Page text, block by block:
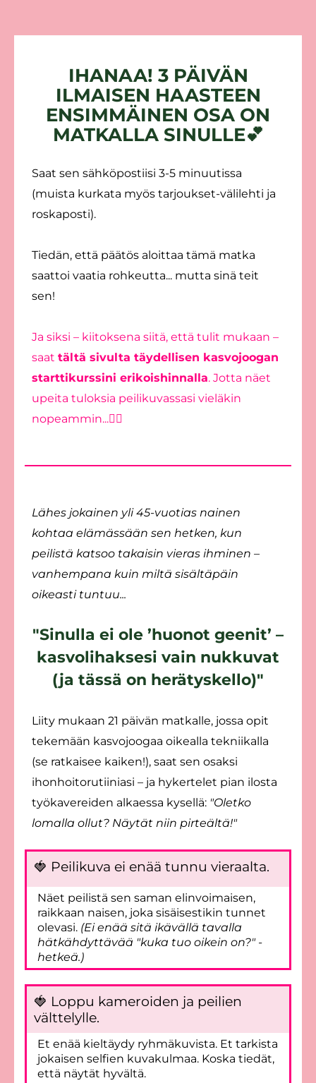
IHANAA! 3 PÄIVÄN
ILMAISEN HAASTEEN
ENSIMMÄINEN OSA ON
MATKALLA SINULLE💕
Saat sen sähköpostiisi 3-5 minuutissa
(muista kurkata myös tarjoukset-välilehti ja
roskaposti).
Tiedän, että päätös aloittaa tämä matka
saattoi vaatia rohkeutta... mutta sinä teit
sen!
Ja siksi – kiitoksena siitä, että tulit mukaan –
saat tältä sivulta täydellisen kasvojoogan
starttikurssini erikoishinnalla. Jotta näet
upeita tuloksia peilikuvassasi vieläkin
nopeammin...👇🏻
Lähes jokainen yli 45-vuotias nainen
kohtaa elämässään sen hetken, kun
peilistä katsoo takaisin vieras ihminen –
vanhempana kuin miltä sisältäpäin
oikeasti tuntuu...
"Sinulla ei ole ’huonot geenit’ –
kasvolihaksesi vain nukkuvat
(ja tässä on herätyskello)"
Liity mukaan 21 päivän matkalle, jossa opit
tekemään kasvojoogaa oikealla tekniikalla
(se ratkaisee kaiken!), saat sen osaksi
ihonhoitorutiiniasi – ja hykertelet pian ilosta
työkavereiden alkaessa kysellä: "Oletko
lomalla ollut? Näytät niin pirteältä!"
🍓 Peilikuva ei enää tunnu vieraalta.
Näet peilistä sen saman elinvoimaisen,
raikkaan naisen, joka sisäisestikin tunnet
olevasi. (Ei enää sitä ikävällä tavalla
hätkähdyttävää "kuka tuo oikein on?" -
hetkeä.)
🍓 Loppu kameroiden ja peilien
välttelylle.
Et enää kieltäydy ryhmäkuvista. Et tarkista
jokaisen selfien kuvakulmaa. Koska tiedät,
että näytät hyvältä.